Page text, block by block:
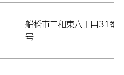
船橋市二和東六丁目31番3
号